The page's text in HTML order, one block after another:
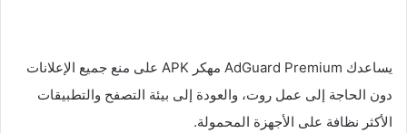
يساعدك AdGuard Premium مهكر APK على منع جميع الإعلانات
دون الحاجة إلى عمل روت، والعودة إلى بيئة التصفح والتطبيقات
الأكثر نظافة على الأجهزة المحمولة.